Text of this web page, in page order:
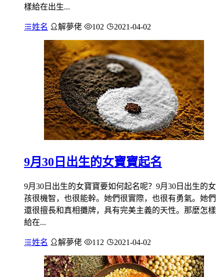
樣給在出生...
姓名 解夢佬 102 2021-04-02
9月30日出生的女寶寶起名
9月30日出生的女寶寶要如何起名呢？9月30日出生的女
孩很機智，也很能幹。她們很實際，也很有勇氣。她們
還很擅長和真相攤牌，具有完美主義的天性。那麼怎樣
給在...
姓名 解夢佬 112 2021-04-02